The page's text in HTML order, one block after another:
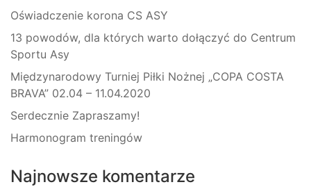
Oświadczenie korona CS ASY
13 powodów, dla których warto dołączyć do Centrum
Sportu Asy
Międzynarodowy Turniej Piłki Nożnej „COPA COSTA
BRAVA” 02.04 – 11.04.2020
Serdecznie Zapraszamy!
Harmonogram treningów
Najnowsze komentarze